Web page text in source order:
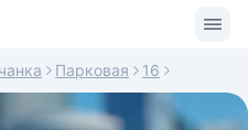
Парковая 16